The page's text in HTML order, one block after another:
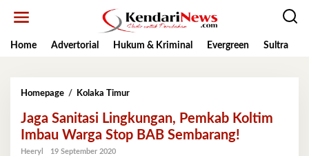
Home
Advertorial Hukum & Kriminal Evergreen Sultra
Homepage / Kolaka TimurJaga
Lingkungan,
Pemkab
Koltim
Jaga Sanitasi Lingkungan, Pemkab Koltim
Imbau Warga Stop BAB Sembarang!
Heeryl
19 September 2020